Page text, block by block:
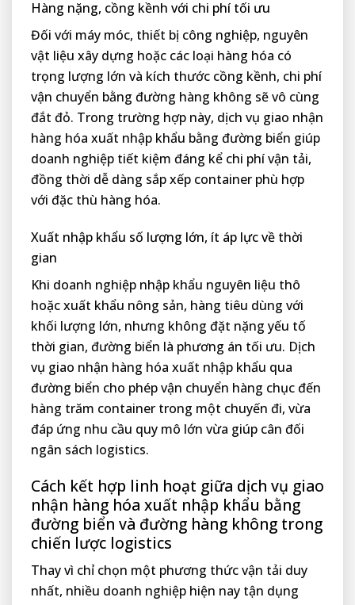
Hàng nặng, cồng kềnh với chi phí tối ưu
Đối với máy móc, thiết bị công nghiệp, nguyên
vật liệu xây dựng hoặc các loại hàng hóa có
trọng lượng lớn và kích thước cồng kềnh, chi phí
vận chuyển bằng đường hàng không sẽ vô cùng
đắt đỏ. Trong trường hợp này, dịch vụ giao nhận
hàng hóa xuất nhập khẩu bằng đường biển giúp
doanh nghiệp tiết kiệm đáng kể chi phí vận tải,
đồng thời dễ dàng sắp xếp container phù hợp
với đặc thù hàng hóa.
Xuất nhập khẩu số lượng lớn, ít áp lực về thời
gian
Khi doanh nghiệp nhập khẩu nguyên liệu thô
hoặc xuất khẩu nông sản, hàng tiêu dùng với
khối lượng lớn, nhưng không đặt nặng yếu tố
thời gian, đường biển là phương án tối ưu. Dịch
vụ giao nhận hàng hóa xuất nhập khẩu qua
đường biển cho phép vận chuyển hàng chục đến
hàng trăm container trong một chuyến đi, vừa
đáp ứng nhu cầu quy mô lớn vừa giúp cân đối
ngân sách logistics.
Cách kết hợp linh hoạt giữa dịch vụ giao
nhận hàng hóa xuất nhập khẩu bằng
đường biển và đường hàng không trong
chiến lược logistics
Thay vì chỉ chọn một phương thức vận tải duy
nhất, nhiều doanh nghiệp hiện nay tận dụng